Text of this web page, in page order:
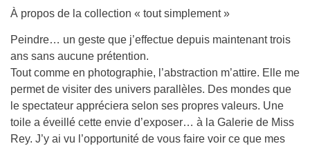
À propos de la collection « tout simplement »
Peindre… un geste que j’effectue depuis maintenant trois
ans sans aucune prétention.
Tout comme en photographie, l’abstraction m’attire. Elle me
permet de visiter des univers parallèles. Des mondes que
le spectateur appréciera selon ses propres valeurs. Une
toile a éveillé cette envie d’exposer… à la Galerie de Miss
Rey. J’y ai vu l’opportunité de vous faire voir ce que mes